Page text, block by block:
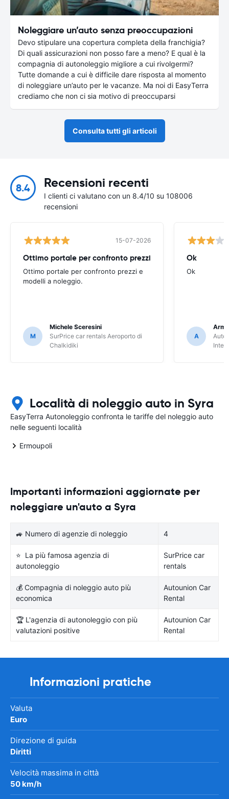
Noleggiare un’auto senza preoccupazioni
Devo stipulare una copertura completa della franchigia?
Di quali assicurazioni non posso fare a meno? E qual è la
compagnia di autonoleggio migliore a cui rivolgermi?
Tutte domande a cui è difficile dare risposta al momento
di noleggiare un’auto per le vacanze. Ma noi di EasyTerra
crediamo che non ci sia motivo di preoccuparsi
Consulta tutti gli articoli
8.4 Recensioni recenti
I clienti ci valutano con un 8.4/10 su 108006
recensioni
15-07-2026
Ottimo portale per confronto prezzi
Ottimo portale per confronto prezzi e
modelli a noleggio.
M
Michele Sceresini
SurPrice car rentals Aeroporto di
Chalkidiki
Ok
Ok
A
Località di noleggio auto in Syra
EasyTerra Autonoleggio confronta le tariffe del noleggio auto
nelle seguenti località
Ermoupoli
Importanti informazioni aggiornate per
noleggiare un'auto a Syra
🚙 Numero di agenzie di noleggio 4
⭐ La più famosa agenzia di
autonoleggio
SurPrice car
rentals
💰 Compagnia di noleggio auto più
economica
Autounion Car
Rental
🏆 L'agenzia di autonoleggio con più
valutazioni positive
Autounion Car
Rental
Informazioni pratiche
Valuta
Euro
Direzione di guida
Diritti
Velocità massima in città
50 km/h